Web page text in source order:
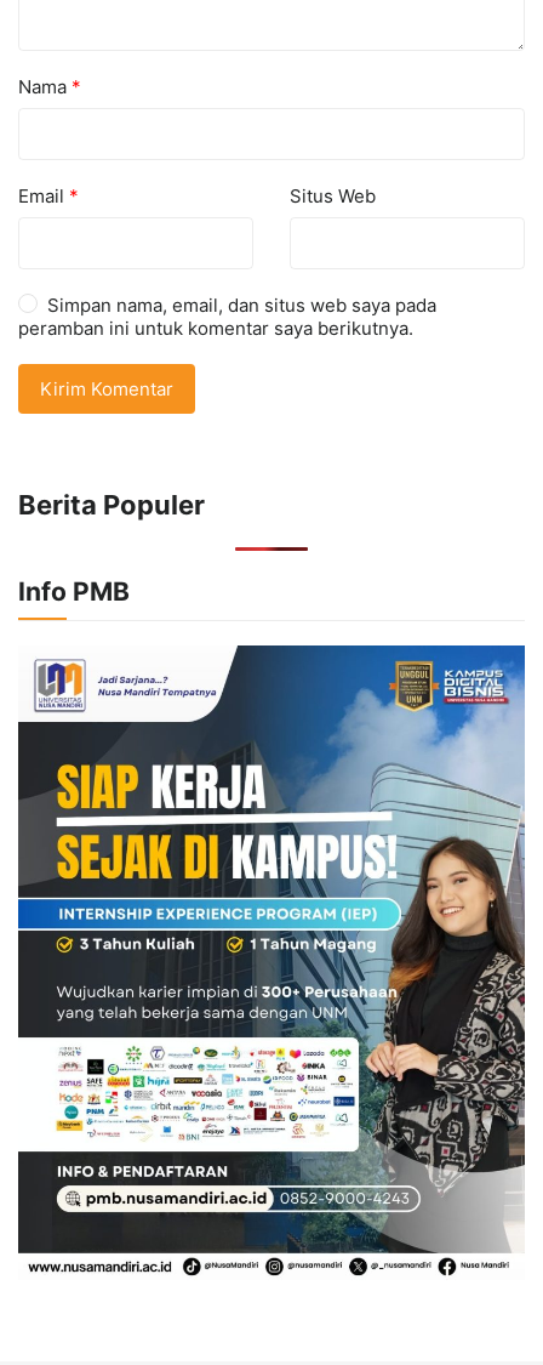
Nama *
Email * Situs Web
Simpan nama, email, dan situs web saya pada
peramban ini untuk komentar saya berikutnya.
Berita Populer
Info PMB